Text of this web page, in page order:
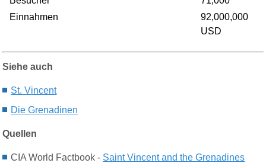
Einnahmen
92,000,000
USD
Siehe auch
St. Vincent
Die Grenadinen
Quellen
CIA World Factbook - Saint Vincent and the Grenadines